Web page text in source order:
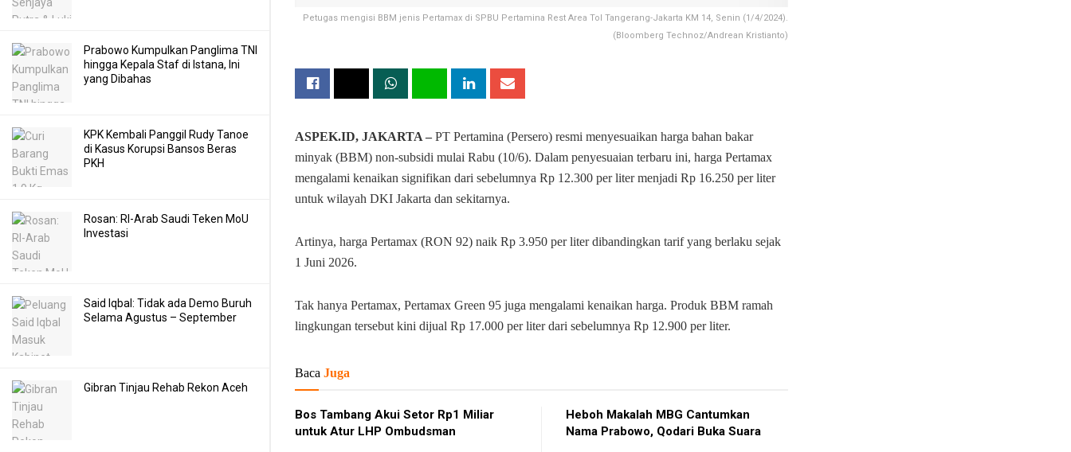
Prabowo Kumpulkan Panglima TNI
hingga Kepala Staf di Istana, Ini
yang Dibahas
KPK Kembali Panggil Rudy Tanoe
di Kasus Korupsi Bansos Beras
PKH
Rosan: RI-Arab Saudi Teken MoU
Investasi
Said Iqbal: Tidak ada Demo Buruh
Selama Agustus – September
Gibran Tinjau Rehab Rekon Aceh
Petugas mengisi BBM jenis Pertamax di SPBU Pertamina Rest Area Tol Tangerang-Jakarta KM 14, Senin (1/4/2024).
(Bloomberg Technoz/Andrean Kristianto)
ASPEK.ID, JAKARTA – PT Pertamina (Persero) resmi menyesuaikan harga bahan bakar
minyak (BBM) non-subsidi mulai Rabu (10/6). Dalam penyesuaian terbaru ini, harga Pertamax
mengalami kenaikan signifikan dari sebelumnya Rp 12.300 per liter menjadi Rp 16.250 per liter
untuk wilayah DKI Jakarta dan sekitarnya.
Artinya, harga Pertamax (RON 92) naik Rp 3.950 per liter dibandingkan tarif yang berlaku sejak
1 Juni 2026.
Tak hanya Pertamax, Pertamax Green 95 juga mengalami kenaikan harga. Produk BBM ramah
lingkungan tersebut kini dijual Rp 17.000 per liter dari sebelumnya Rp 12.900 per liter.
Baca Juga
Bos Tambang Akui Setor Rp1 Miliar
untuk Atur LHP Ombudsman
Heboh Makalah MBG Cantumkan
Nama Prabowo, Qodari Buka Suara